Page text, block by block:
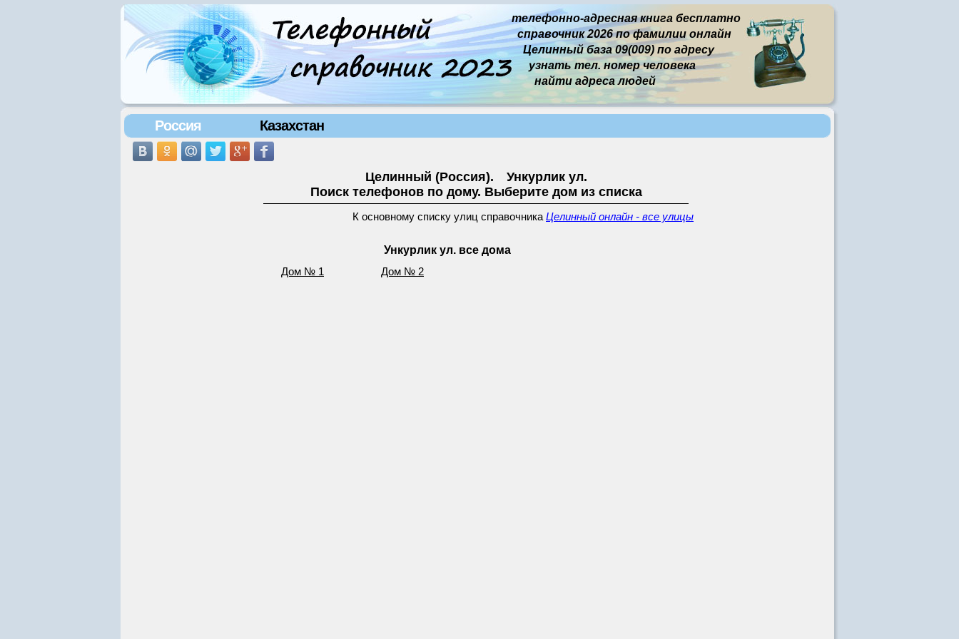
телефонно-адресная книга бесплатно
справочник 2026 по фамилии онлайн
Целинный база 09(009) по адресу
узнать тел. номер человека
найти адреса людей
Россия Казахстан
Целинный (Россия). Ункурлик ул.
Поиск телефонов по дому. Выберите дом из списка
К основному списку улиц справочника Целинный онлайн - все улицы
Ункурлик ул. все дома
Дом № 1 Дом № 2